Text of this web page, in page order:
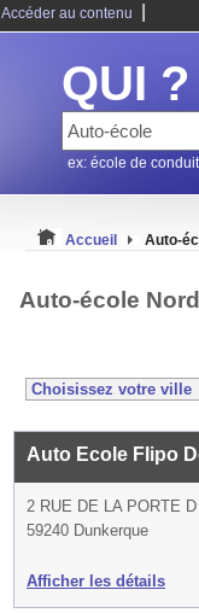
Accéder au contenu
QUI ?
ex: école de
Accueil Auto-
Auto-école
Auto Ecole Flipo
2 RUE DE LA PORTE
59240 Dunkerque
Afficher les détails